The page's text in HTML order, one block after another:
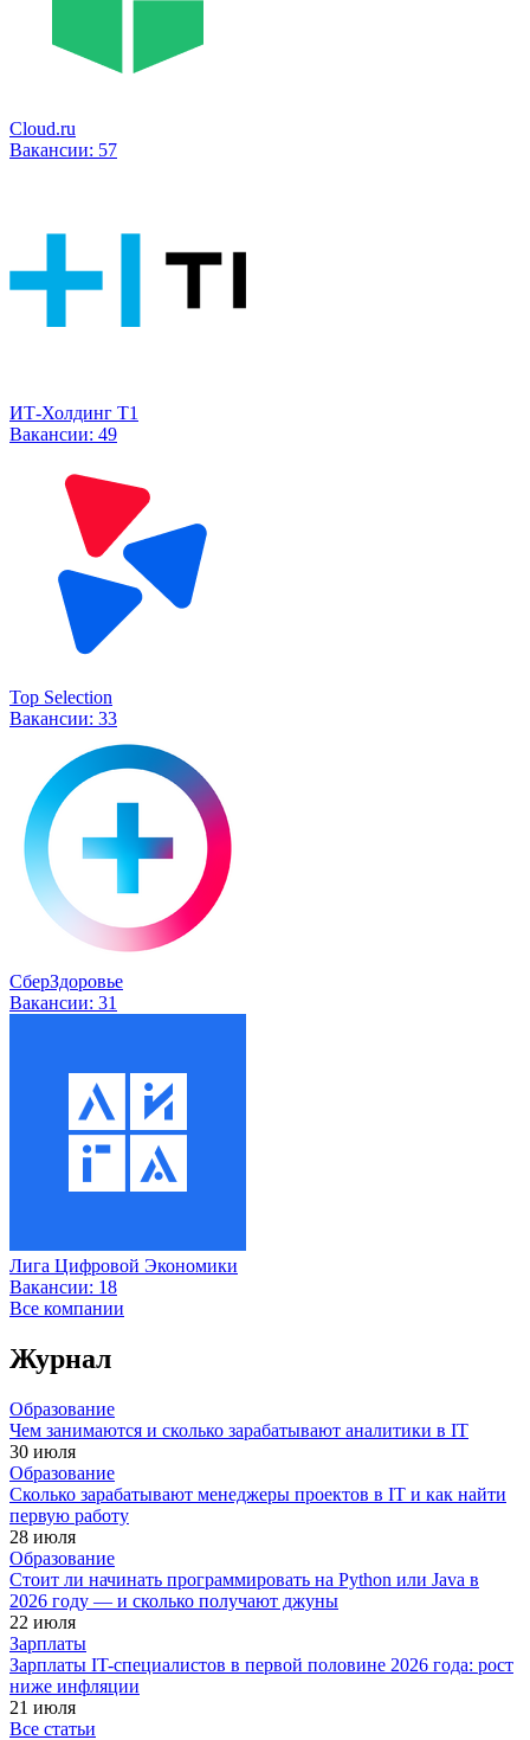
Cloud.ru
Вакансии: 57
ИТ-Холдинг Т1
Вакансии: 49
Top Selection
Вакансии: 33
СберЗдоровье
Вакансии: 31
Лига Цифровой Экономики
Вакансии: 18
Все компании
Журнал
Образование
Чем занимаются и сколько зарабатывают аналитики в IT
30 июля
Образование
Сколько зарабатывают менеджеры проектов в IT и как найти
первую работу
28 июля
Образование
Стоит ли начинать программировать на Python или Java в
2026 году — и сколько получают джуны
22 июля
Зарплаты
Зарплаты IT-специалистов в первой половине 2026 года: рост
ниже инфляции
21 июля
Все статьи